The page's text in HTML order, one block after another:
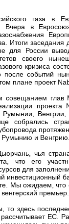
газа в
Вчера в
Итоги
для России
своего
кризиса
после событий
плане проект
совещанием
Румынии,
собрались
и
чья
что его
для
инвестиционный
Мы ожидаем,
премьер.
то здесь
ЕС.